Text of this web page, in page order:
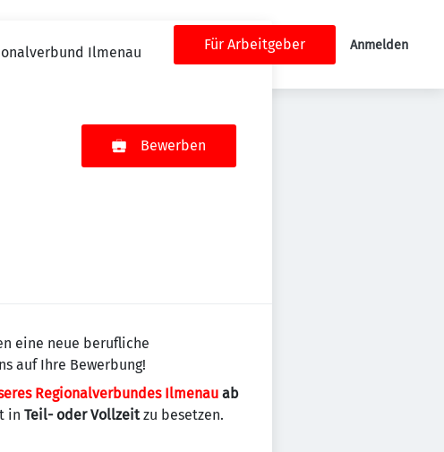
Für Arbeitgeber Anmelden
Ilmenau
Bewerben
eine neue berufliche
auf Ihre Bewerbung!
Regionalverbundes Ilmenau ab
in Teil- oder Vollzeitzu besetzen.